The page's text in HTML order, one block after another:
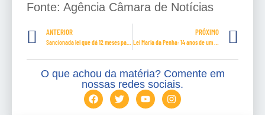
Fonte: Agência Câmara de Notícias
ANTERIOR PRÓXIMO
O que achou da matéria? Comente em
nossas redes sociais.